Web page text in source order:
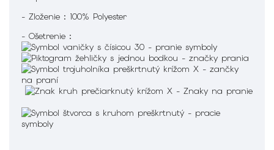
- Zloženie : 100% Polyester
- Ošetrenie :